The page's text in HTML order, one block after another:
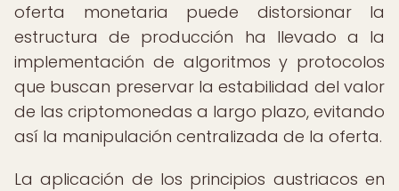
oferta monetaria puede distorsionar la
estructura de producción ha llevado a la
implementación de algoritmos y protocolos
que buscan preservar la estabilidad del valor
de las criptomonedas a largo plazo, evitando
así la manipulación centralizada de la oferta.
La aplicación de los principios austriacos en